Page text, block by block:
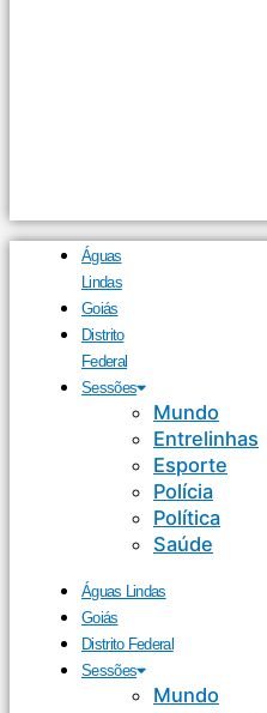
Águas
Lindas
Goiás
Distrito
Federal
Sessões
Mundo
Entrelinhas
Esporte
Polícia
Política
Saúde
Águas Lindas
Goiás
Distrito Federal
Sessões
Mundo